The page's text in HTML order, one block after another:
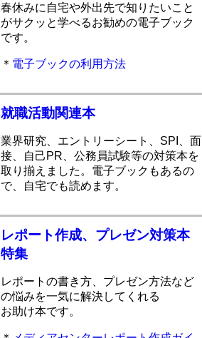
春休みに自宅や外出先で知りたいこと
がサクッと学べるお勧めの電子ブック
です。
＊ 電子ブックの利用方法
就職活動関連本
業界研究、エントリーシート、SPI、面
接、自己PR、公務員試験等の対策本を
取り揃えました。電子ブックもあるの
で、自宅でも読めます。
レポート作成、プレゼン対策本
特集
レポートの書き方、プレゼン方法など
の悩みを一気に解決してくれる
お助け本です。